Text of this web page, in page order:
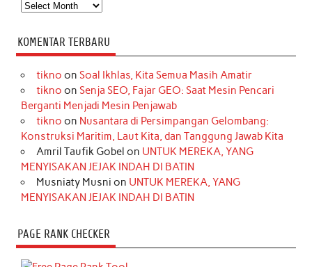
Arsip
KOMENTAR TERBARU
tikno on Soal Ikhlas, Kita Semua Masih Amatir
tikno on Senja SEO, Fajar GEO: Saat Mesin Pencari
Berganti Menjadi Mesin Penjawab
tikno on Nusantara di Persimpangan Gelombang:
Konstruksi Maritim, Laut Kita, dan Tanggung Jawab Kita
Amril Taufik Gobel on UNTUK MEREKA, YANG
MENYISAKAN JEJAK INDAH DI BATIN
Musniaty Musni on UNTUK MEREKA, YANG
MENYISAKAN JEJAK INDAH DI BATIN
PAGE RANK CHECKER